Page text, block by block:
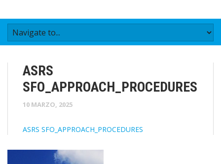
ASRS
SFO_APPROACH_PROCEDURES
10 MARZO, 2025
ASRS SFO_APPROACH_PROCEDURES